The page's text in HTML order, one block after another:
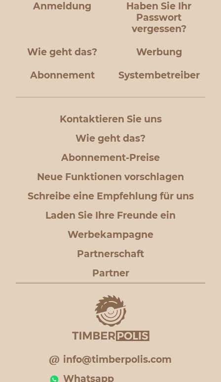
Anmeldung
Haben Sie Ihr
Passwort
vergessen?
Wie geht das? Werbung
Abonnement Systembetreiber
Kontaktieren Sie uns
Wie geht das?
Abonnement-Preise
Neue Funktionen vorschlagen
Schreibe eine Empfehlung für uns
Laden Sie Ihre Freunde ein
Werbekampagne
Partnerschaft
Partner
info@timberpolis.com
Whatsapp